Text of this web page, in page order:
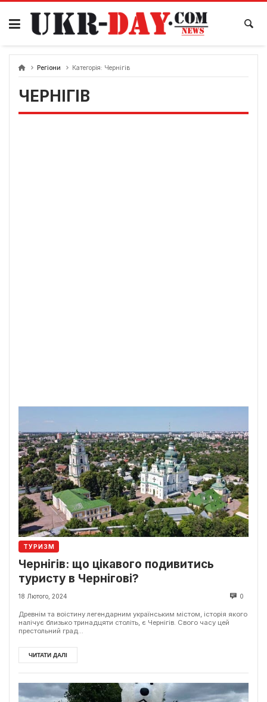
Перейти
вмісту
Регіони Категорія: Чернігів
ЧЕРНІГІВ
ТУРИЗМ
Чернігів: що цікавого подивитись
туристу в Чернігові?
18 Лютого, 2024 0
Древнім та воістину легендарним українським містом, історія якого
налічує близько тринадцяти століть, є Чернігів. Свого часу цей
престольний град...
ЧИТАТИ ДАЛІ